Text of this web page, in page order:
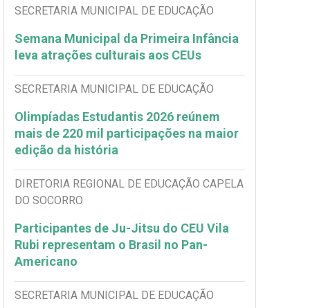
SECRETARIA MUNICIPAL DE EDUCAÇÃO
Semana Municipal da Primeira Infância
leva atrações culturais aos CEUs
SECRETARIA MUNICIPAL DE EDUCAÇÃO
Olimpíadas Estudantis 2026 reúnem
mais de 220 mil participações na maior
edição da história
DIRETORIA REGIONAL DE EDUCAÇÃO CAPELA
DO SOCORRO
Participantes de Ju-Jitsu do CEU Vila
Rubi representam o Brasil no Pan-
Americano
SECRETARIA MUNICIPAL DE EDUCAÇÃO